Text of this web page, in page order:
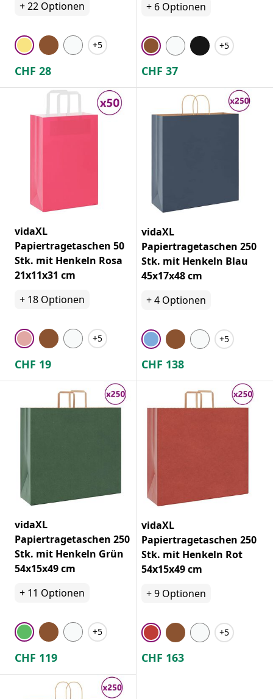
+22 Optionen
+5
CHF 28
+ 6 Optionen
+5
CHF 37
vidaXL
Papiertragetaschen 50
Stk. mit Henkeln Rosa
21x11x31 cm
+ 18 Optionen
+5
CHF 19
vidaXL
Papiertragetaschen 250
Stk. mit Henkeln Blau
45x17x48 cm
+4 Optionen
+5
CHF 138
vidaXL
Papiertragetaschen 250
Stk. mit Henkeln Grün
54x15x49 cm
+ 11 Optionen
+5
CHF 119
vidaXL
Papiertragetaschen 250
Stk. mit Henkeln Rot
54x15x49 cm
+9 Optionen
+5
CHF 163